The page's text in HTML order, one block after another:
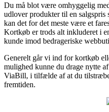
Du må blot være omhyggelig
udlover produkter til en
kan det for det meste være et
Kortkøb er trods alt inkluderet i
kunde imod bedrageriske
Generelt går vi ind for kortkøb
mulighed kunne du drage nytte
ViaBill, i tilfælde af at du
fremtiden.